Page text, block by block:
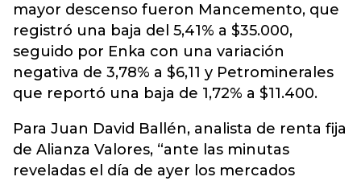
mayor descenso fueron Mancemento, que
registró una baja del 5,41% a $35.000,
seguido por Enka con una variación
negativa de 3,78% a $6,11 y Petrominerales
que reportó una baja de 1,72% a $11.400.
Para Juan David Ballén, analista de renta fija
de Alianza Valores, “ante las minutas
reveladas el día de ayer los mercados